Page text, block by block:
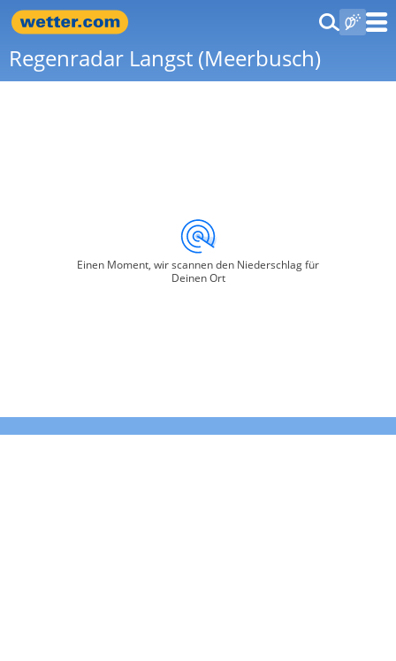
Regenradar Langst (Meerbusch)
Einen Moment, wir scannen den Niederschlag für
Deinen Ort